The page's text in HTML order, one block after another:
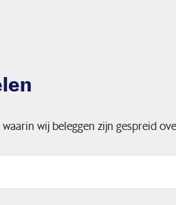
waarin wij beleggen zijn gespreid